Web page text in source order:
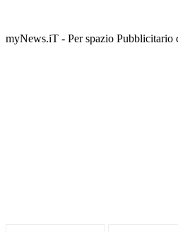
myNews.iT - Per spazio Pubblicitario